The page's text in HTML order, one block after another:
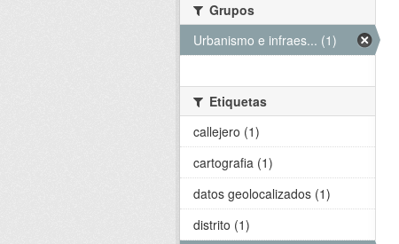
Grupos
Urbanismo e infraes... (1)
Etiquetas
callejero (1)
cartografia (1)
datos geolocalizados (1)
distrito (1)